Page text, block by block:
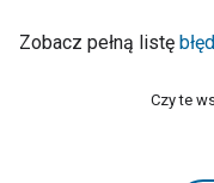
Zobacz pełną listę
Czy te